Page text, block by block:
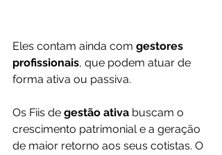
Eles contam ainda com gestores
profissionais, que podem atuar de
forma ativa ou passiva.
Os Fiis de gestão ativa buscam o
crescimento patrimonial e a geração
de maior retorno aos seus cotistas. O